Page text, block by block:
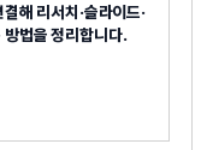
리서치·슬라이드·
방법을 정리합니다.